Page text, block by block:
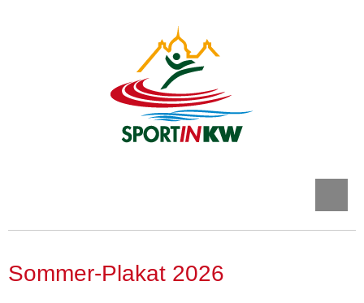
Sommer-Plakat 2026